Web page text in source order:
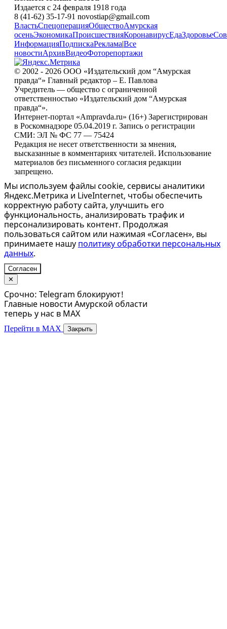
Издается с 24 февраля 1918 года
8 (41-62) 35-17-91 novostiap@gmail.com
ВластьСпецоперацияОбществоАмурская
осеньЭкономикаПроисшествияКоронавирусЕдаЗдоровье
ИнформацияПодпискаРеклама|Все
новостиАрхивВидеоФоторепортажи
© 2002 - 2026 ООО «Издательский дом “Амурская
правда“» Главный редактор – Е. Павлова
Учредитель — общество с ограниченной
ответственностью «Издательский дом “Амурская
правда“».
Интернет-портал «Ampravda.ru» (16+) Зарегистрирован
в Роскомнадзоре 05.04.2019 г. Запись о регистрации
СМИ: ЭЛ № ФС 77 — 75424
Редакция не несет ответственности за мнения,
высказанные в комментариях читателей. Использование
материалов без письменного согласия редакции
запрещено.
Мы используем файлы cookie, сервисы аналитики
Яндекс.Метрика и LiveInternet, чтобы обеспечить
корректную работу сайта, улучшить его
функциональность, анализировать трафик и
персонализировать контент. Продолжая
пользоваться сайтом или нажимая «Согласен», вы
принимаете нашу политику обработки персональных
данных.
Согласен
✕
Срочно: Telegram блокируют!
Главные новости Амурской области
теперь у нас в MAX
Перейти в MAX Закрыть